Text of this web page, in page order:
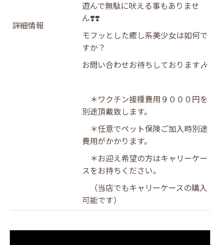
詳細情報
遊んで無駄に吠える事もありませ
ん❣️❣️
モフッとした癒し系美少女は如何で
すか？
お問い合わせお待ちしております🎶
＊ワクチン接種費用９０００円を
別途頂戴致します。
＊任意でペット保険ご加入時別途
費用がかかります。
＊お迎え希望の方はキャリーケー
スをお持ちください。
（当店でもキャリーケースの購入
可能です）